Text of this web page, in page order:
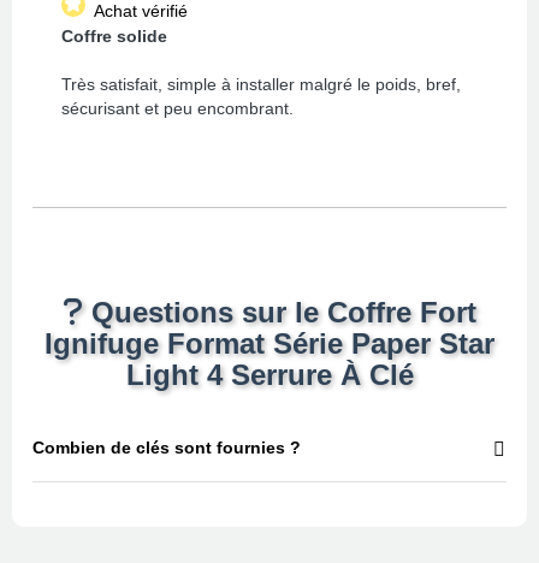
Achat vérifié
Coffre solide
Très satisfait, simple à installer malgré le poids, bref,
sécurisant et peu encombrant.
Questions sur le Coffre Fort
Ignifuge Format Série Paper Star
Light 4 Serrure À Clé
Combien de clés sont fournies ?